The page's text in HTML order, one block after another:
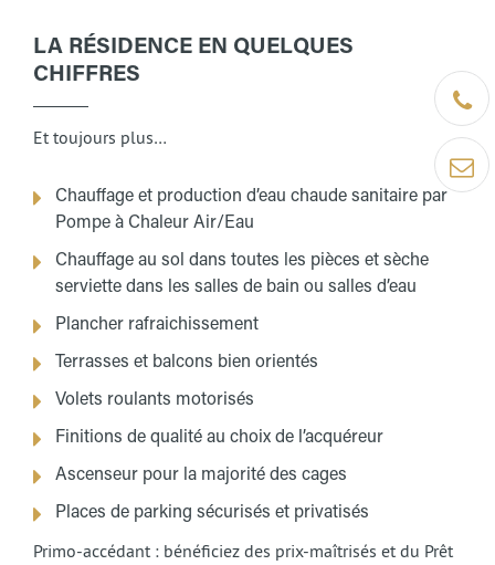
Être
Contact
LA RÉSIDENCE EN QUELQUES
CHIFFRES
Et toujours plus…
Chauffage et production d’eau chaude sanitaire par
Pompe à Chaleur Air/Eau
Chauffage au sol dans toutes les pièces et sèche
serviette dans les salles de bain ou salles d’eau
Plancher rafraichissement
Terrasses et balcons bien orientés
Volets roulants motorisés
Finitions de qualité au choix de l’acquéreur
Ascenseur pour la majorité des cages
Places de parking sécurisés et privatisés
Primo-accédant : bénéficiez des prix-maîtrisés et du Prêt